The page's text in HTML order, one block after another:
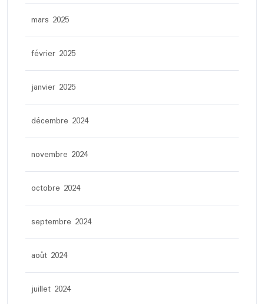
mars 2025
février 2025
janvier 2025
décembre 2024
novembre 2024
octobre 2024
septembre 2024
août 2024
juillet 2024